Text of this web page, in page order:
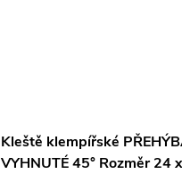
Kleště klempířské
VYHNUTÉ 45° Rozměr 24